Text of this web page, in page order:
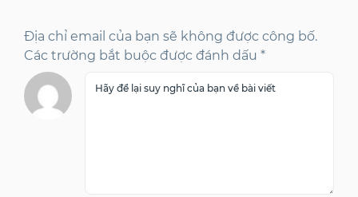
Địa chỉ email của bạn sẽ không được công bố.
Các trường bắt buộc được đánh dấu *